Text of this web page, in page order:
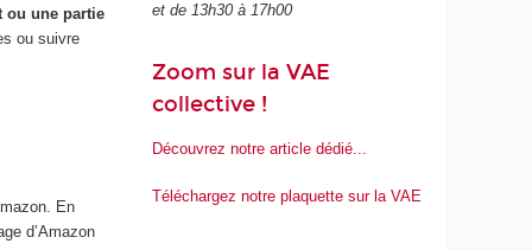
ou une partie
ou suivre
En
d’Amazon
et de 13h30 à 17h00
Zoom sur la VAE
collective !
Découvrez notre article dédié...
Téléchargez notre plaquette sur la VAE